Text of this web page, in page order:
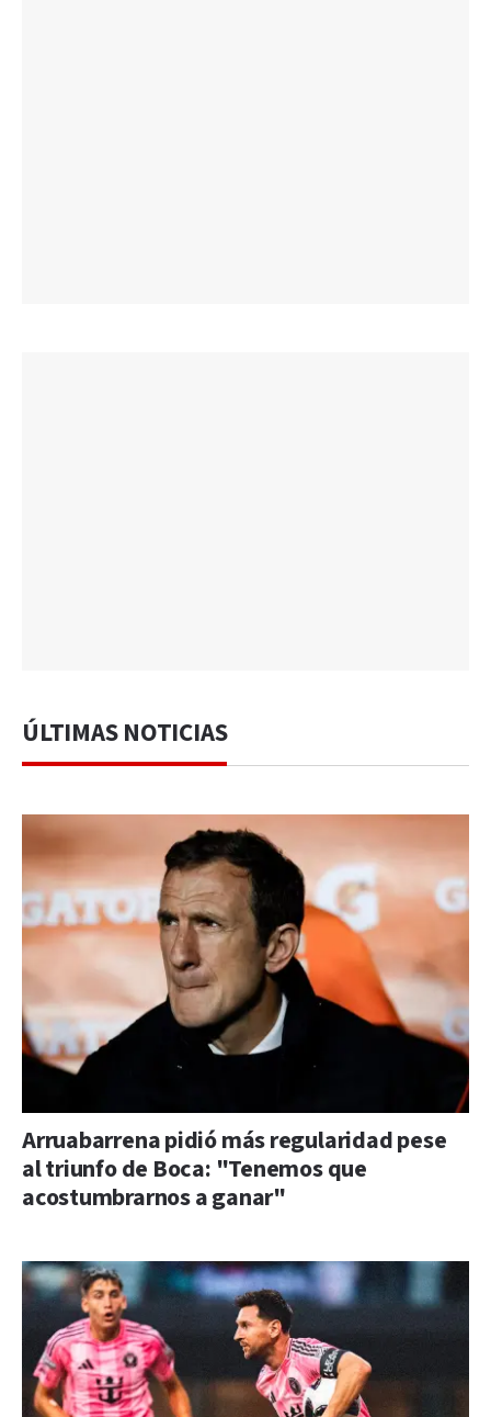
ÚLTIMAS NOTICIAS
Arruabarrena pidió más regularidad pese
al triunfo de Boca: "Tenemos que
acostumbrarnos a ganar"